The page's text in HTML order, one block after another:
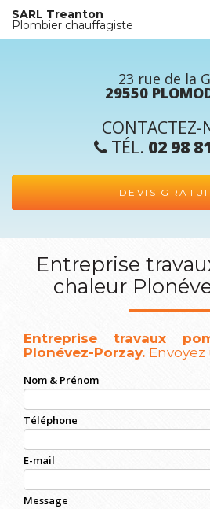
Aller
contenu
SARL Treanton
Plombier chauffagiste
23 rue de la
29550
CONTACTEZ-
TÉL. 02 98
DEVIS
Entreprise
chaleur
Entreprise travaux
Plonévez-Porzay.
Nom & Prénom
Téléphone
E-mail
Message